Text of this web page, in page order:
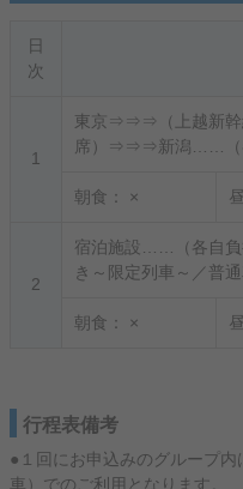
日
次
1
東京⇒⇒⇒（上越新幹
席）⇒⇒⇒新潟……（
朝食： ×
2
宿泊施設……（各自
き～限定列車～／普
朝食： ×
行程表備考
●１回にお申込みのグループ
車）でのご利用となります。